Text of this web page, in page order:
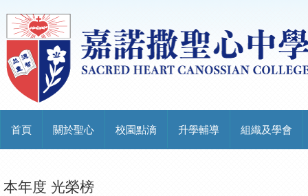
首頁 關於聖心 校園點滴 升學輔導 組織及學會
本年度 光榮榜